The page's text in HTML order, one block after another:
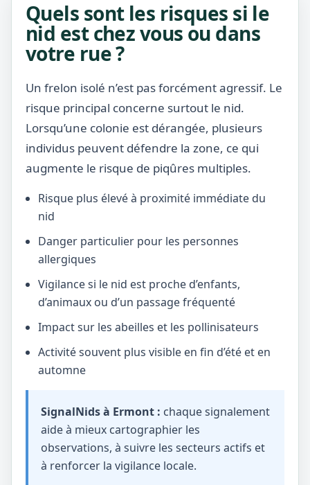
Quels sont les risques si le
nid est chez vous ou dans
votre rue ?
Un frelon isolé n’est pas forcément agressif. Le
risque principal concerne surtout le nid.
Lorsqu’une colonie est dérangée, plusieurs
individus peuvent défendre la zone, ce qui
augmente le risque de piqûres multiples.
Risque plus élevé à proximité immédiate du
nid
Danger particulier pour les personnes
allergiques
Vigilance si le nid est proche d’enfants,
d’animaux ou d’un passage fréquenté
Impact sur les abeilles et les pollinisateurs
Activité souvent plus visible en fin d’été et en
automne
SignalNids à Ermont : chaque signalement
aide à mieux cartographier les
observations, à suivre les secteurs actifs et
à renforcer la vigilance locale.